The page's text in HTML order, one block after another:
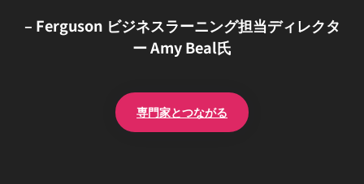
– Ferguson ビジネスラーニング担当ディレクタ
ー Amy Beal氏
専門家とつながる